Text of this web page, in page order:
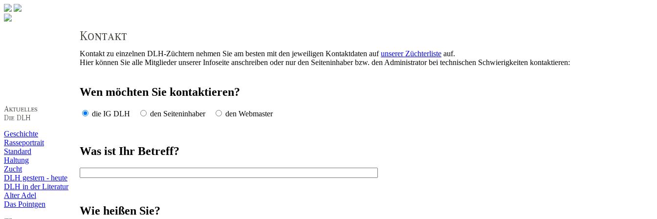
Geschichte
Rasseportrait
Standard
Haltung
Zucht
DLH gestern - heute
DLH in der Literatur
Alter Adel
Das Pointgen
Kontakt zu einzelnen DLH-Züchtern nehmen Sie am besten mit den jeweiligen Kontaktdaten aufunserer Züchterliste auf.
Hier können Sie alle Mitglieder unserer Infoseite anschreiben oder nur den Seiteninhaber bzw. den Administrator bei technischen Schwierigkeiten kontaktieren:
Wen möchten Sie kontaktieren?
die IG DLH den Seiteninhaber den Webmaster
Was ist Ihr Betreff?
Wie heißen Sie?